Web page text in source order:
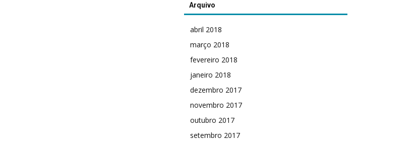
Arquivo
abril 2018
março 2018
fevereiro 2018
janeiro 2018
dezembro 2017
novembro 2017
outubro 2017
setembro 2017